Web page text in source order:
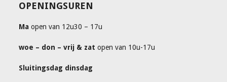
OPENINGSUREN
Ma open van 12u30 – 17u
woe – don – vrij & zatopen van 10u-17u
Sluitingsdag dinsdag